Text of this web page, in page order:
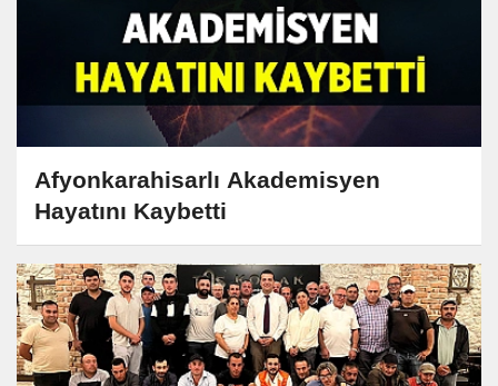
Afyonkarahisarlı Akademisyen
Hayatını Kaybetti